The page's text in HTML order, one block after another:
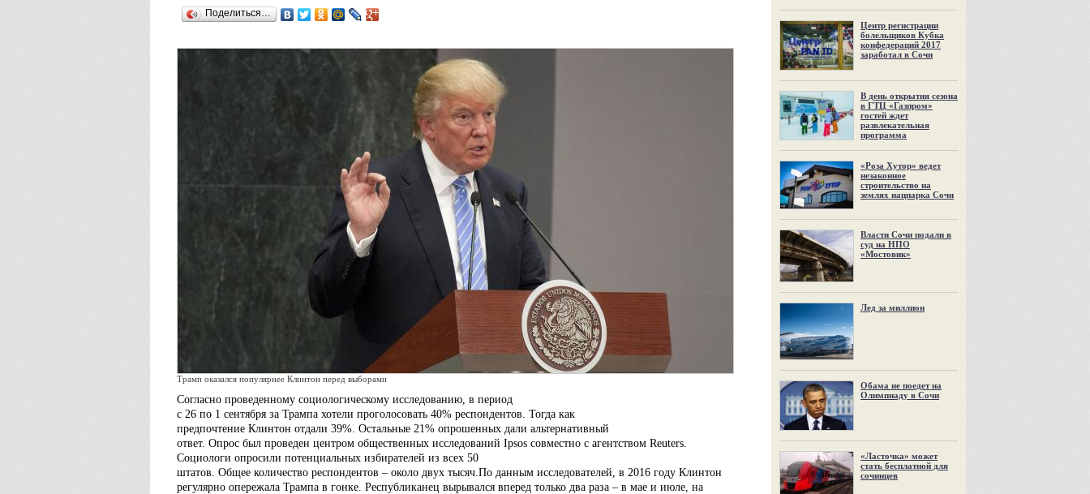
Поделиться…
Трамп оказался популярнее Клинтон перед выборами
Согласно проведенному социологическому исследованию, в период
с 26 по 1 сентября за Трампа хотели проголосовать 40% респондентов. Тогда как
предпочтение Клинтон отдали 39%. Остальные 21% опрошенных дали альтернативный
ответ. Опрос был проведен центром общественных исследований Ipsos совместно с агентством Reuters.
Социологи опросили потенциальных избирателей из всех 50
штатов. Общее количество респондентов – около двух тысяч.По данным исследователей, в 2016 году Клинтон
регулярно опережала Трампа в гонке. Республиканец вырывался вперед только два раза – в мае и июле, на
Центр регистрации
болельщиков Кубка
конфедераций 2017
заработал в Сочи
В день открытия сезона
в ГТЦ «Газпром»
гостей ждет
развлекательная
программа
«Роза Хутор» ведет
незаконное
строительство на
землях нацпарка Сочи
Власти Сочи подали в
суд на НПО
«Мостовик»
Лед за миллион
Обама не поедет на
Олимпиаду в Сочи
«Ласточка» может
стать бесплатной для
сочинцев